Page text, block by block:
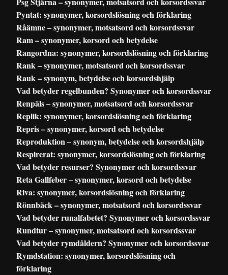
Pyntat: synonymer, korsordslösning och förklaring
Råämne – synonymer, motsatsord och korsordssvar
Ram – synonymer, korsord och betydelse
Rangordna: synonymer, korsordslösning och förklaring
Rank – synonymer, motsatsord och korsordssvar
Rauk – synonym, betydelse och korsordshjälp
Vad betyder regelbunden? Synonymer och korsordssvar
Renpäls – synonymer, motsatsord och korsordssvar
Replik: synonymer, korsordslösning och förklaring
Repris – synonymer, korsord och betydelse
Reproduktion – synonym, betydelse och korsordshjälp
Respirerat: synonymer, korsordslösning och förklaring
Vad betyder resurser? Synonymer och korsordssvar
Reta Gallfeber – synonymer, korsord och betydelse
Riva: synonymer, korsordslösning och förklaring
Rönnbäck – synonymer, motsatsord och korsordssvar
Vad betyder runalfabetet? Synonymer och korsordssvar
Rundtur – synonymer, motsatsord och korsordssvar
Vad betyder rymdåldern? Synonymer och korsordssvar
Rymdstation: synonymer, korsordslösning och
förklaring